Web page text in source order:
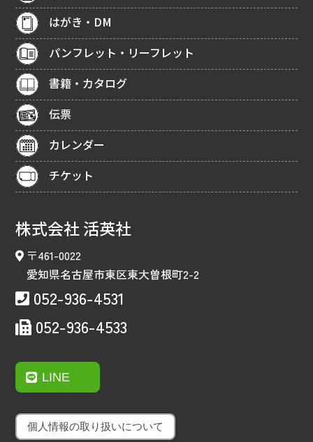
はがき・DM
パンフレット・リーフレット
書籍・カタログ
伝票
カレンダー
チケット
株式会社 活英社
〒461-0022
愛知県名古屋市東区東大曽根町2-2
052-936-4531
052-936-4533
LINE
個人情報の取り扱いについて